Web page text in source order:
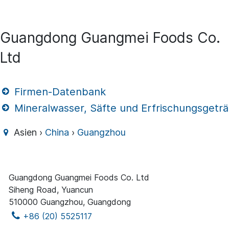
Guangdong Guangmei Foods Co.
Ltd
Firmen-Datenbank
Mineralwasser, Säfte und
Asien › China › Guangzhou
Guangdong Guangmei Foods Co. Ltd
Siheng Road, Yuancun
510000 Guangzhou, Guangdong
+86 (20) 5525117